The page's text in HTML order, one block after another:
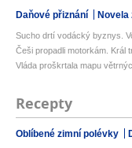
Daňové přiznání Novela
Sucho drtí vodácký byznys.
Češi propadli motorkám. Král
Vláda proškrtala mapu
Recepty
Oblíbené zimní polévky